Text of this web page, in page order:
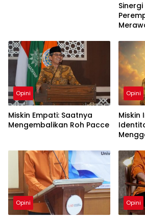
Opini
Miskin Empati: Saatnya
Mengembalikan Roh Pacce
Opini
Miskin
Opini Opini